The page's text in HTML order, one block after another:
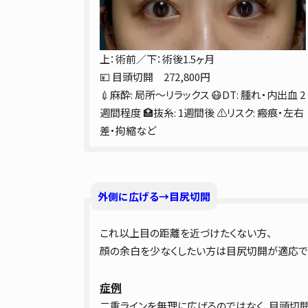
上：術前／下：術後1.5ヶ月
💴 目頭切開 272,800円
💉麻酔: 局所〜リラックス 😷DT: 腫れ・内出血 2
週間程度 🏥抜糸: 1週間後 ⚠️リスク: 瘢痕・左右
差・拘縮など
外側に広げる→目尻切開
これ以上目の距離を近づけたくない方、
顔の余白を少なくしたい方は目尻切開が適応で
症例